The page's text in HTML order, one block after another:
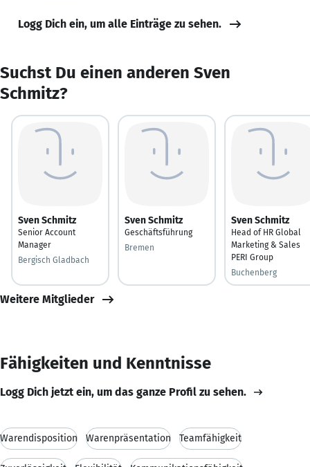
Logg Dich ein, um alle Einträge zu sehen.
Suchst Du einen anderen Sven
Schmitz?
Sven Schmitz
Senior Account
Manager
Bergisch Gladbach
Sven Schmitz
Geschäftsführung
Bremen
Sven Schmitz
Head of HR Global
Marketing & Sales
PERI Group
Buchenberg
Weitere Mitglieder
Fähigkeiten und Kenntnisse
Logg Dich jetzt ein, um das ganze Profil zu sehen.
Warendisposition Warenpräsentation Teamfähigkeit